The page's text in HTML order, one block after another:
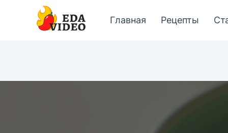
Главная Рецепты